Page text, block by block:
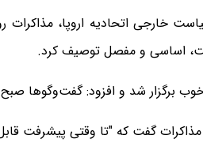
خارجی اتحادیه اروپا، مذاکرات
برگزار شد و افزود: گفت‌وگوها
حضور وزیران خارجه 1+5 در مذاکرات گفت که "تا